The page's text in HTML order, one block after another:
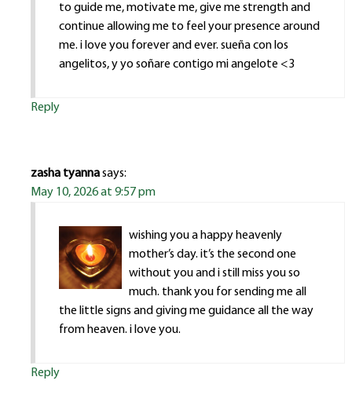
to guide me, motivate me, give me strength and
continue allowing me to feel your presence around
me. i love you forever and ever. sueña con los
angelitos, y yo soñare contigo mi angelote <3
Reply
zasha tyannasays:
May 10, 2026 at 9:57 pm
wishing you a happy heavenly
mother’s day. it’s the second one
without you and i still miss you so
much. thank you for sending me all
the little signs and giving me guidance all the way
from heaven. i love you.
Reply